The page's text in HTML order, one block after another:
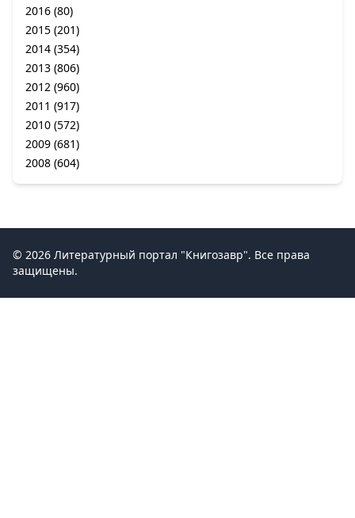
2016 (80)
2015 (201)
2014 (354)
2013 (806)
2012 (960)
2011 (917)
2010 (572)
2009 (681)
2008 (604)
© 2026 Литературный портал "Книгозавр". Все права
защищены.